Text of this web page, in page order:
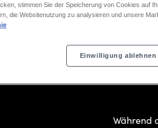
Während
stimmen Sie der Speicherung von Cookies auf
die Websitenutzung zu analysieren und unsere
Einwilligung ablehnen